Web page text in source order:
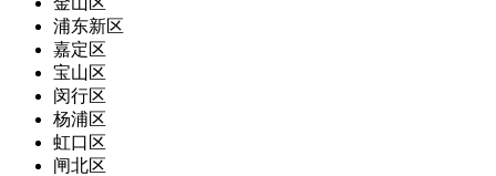
浦东新区
嘉定区
宝山区
闵行区
杨浦区
虹口区
闸北区